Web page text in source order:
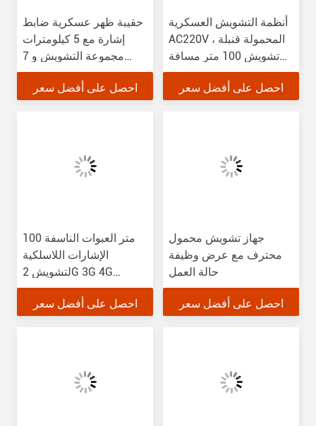
حقيبة ظهر عسكرية ضابط
إشارة مع 5 كيلومترات
مجموعة التشويش و 7
ترددات
احصل على أفضل سعر
أنظمة التشويش العسكرية
AC220V ، المحمولة قنبلة
تشويش 100 متر مسافة
التشويش
احصل على أفضل سعر
100 متر العبوات الناسفة
الإشارات اللاسلكية
لتشويش 2G 3G 4G
إشارات الجوال
احصل على أفضل سعر
جهاز تشويش محمول
محترف مع عرض وظيفة
حالة العمل
احصل على أفضل سعر